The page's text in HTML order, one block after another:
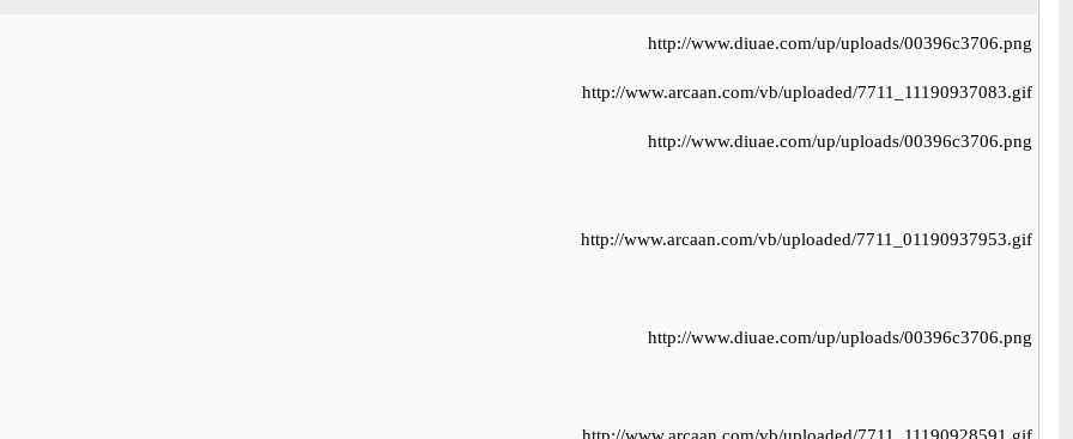
http://www.diuae.com/up/uploads/00396c3706.png
http://www.arcaan.com/vb/uploaded/7711_11190937083.gif
http://www.diuae.com/up/uploads/00396c3706.png
http://www.arcaan.com/vb/uploaded/7711_01190937953.gif
http://www.diuae.com/up/uploads/00396c3706.png